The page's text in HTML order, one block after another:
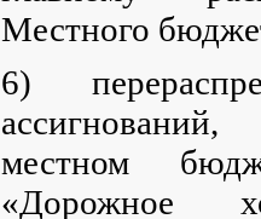
Местного
6)
местном
«Дорожное